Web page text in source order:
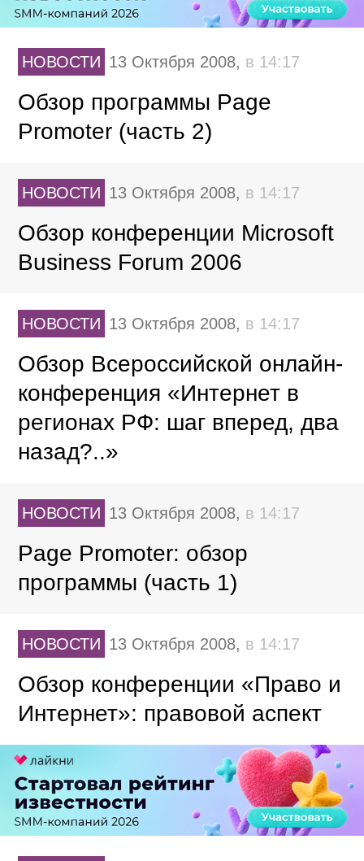
НОВОСТИ 13 Октября 2008, в 14:17
Обзор программы Page
Promoter (часть 2)
НОВОСТИ 13 Октября 2008, в 14:17
Обзор конференции Microsoft
Business Forum 2006
НОВОСТИ 13 Октября 2008, в 14:17
Обзор Всероссийской онлайн-
конференция «Интернет в
регионах РФ: шаг вперед, два
назад?..»
НОВОСТИ 13 Октября 2008, в 14:17
Page Promoter: обзор
программы (часть 1)
НОВОСТИ 13 Октября 2008, в 14:17
Обзор конференции «Право и
Интернет»: правовой аспект